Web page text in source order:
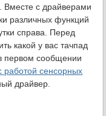
Вместе с драйверами
различных функций
справа. Перед
какой у вас тачпад
первом сообщении
сенсорных
драйвер.